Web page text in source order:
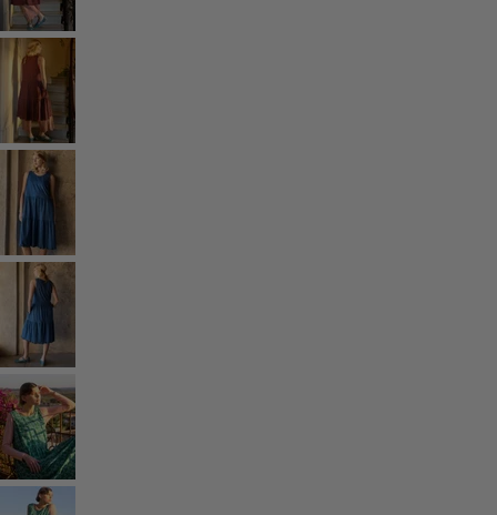
Rum
Badrum
Vardagsrum
Kök & matplats
Shoppa stilen
Klassisk och allmoge inredning